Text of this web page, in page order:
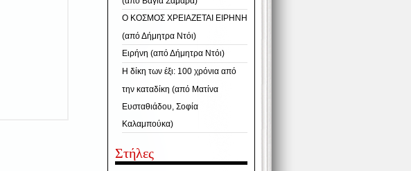
Ο ΚΟΣΜΟΣ ΧΡΕΙΑΖΕΤΑΙ ΕΙΡΗΝΗ
(από Δήμητρα Ντόι)
Ειρήνη (από Δήμητρα Ντόι)
Η δίκη των έξι: 100 χρόνια από
την καταδίκη (από Ματίνα
Ευσταθιάδου, Σοφία
Καλαμπούκα)
Στήλες